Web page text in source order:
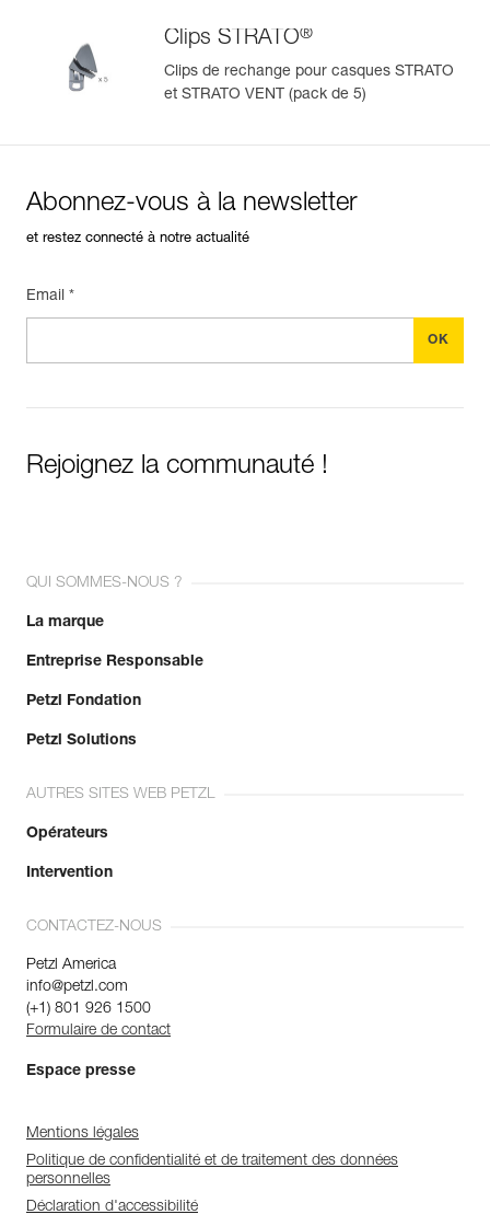
Clips STRATO®
Clips de rechange pour casques STRATO
et STRATO VENT (pack de 5)
Abonnez-vous à la newsletter
et restez connecté à notre actualité
Email *
Rejoignez la communauté !
QUI SOMMES-NOUS ?
La marque
Entreprise Responsable
Petzl Fondation
Petzl Solutions
AUTRES SITES WEB PETZL
Opérateurs
Intervention
CONTACTEZ-NOUS
Petzl America
info@petzl.com
(+1) 801 926 1500
Formulaire de contact
Espace presse
Mentions légales
Politique de confidentialité et de traitement des données
personnelles
Déclaration d'accessibilité